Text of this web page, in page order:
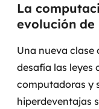
La
evolución de
Una nueva clase
desafía las leyes
computadoras y
hiperdeventajas